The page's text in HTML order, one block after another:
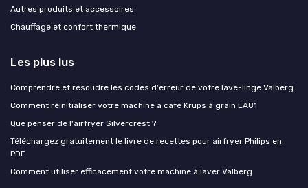
Autres produits et accessoires
Chauffage et confort thermique
Les plus lus
Comprendre et résoudre les codes d'erreur de votre lave-linge Valberg
Comment réinitialiser votre machine à café Krups à grain EA81
Que penser de l'airfryer Silvercrest ?
Téléchargez gratuitement le livre de recettes pour airfryer Philips en
PDF
Comment utiliser efficacement votre machine à laver Valberg